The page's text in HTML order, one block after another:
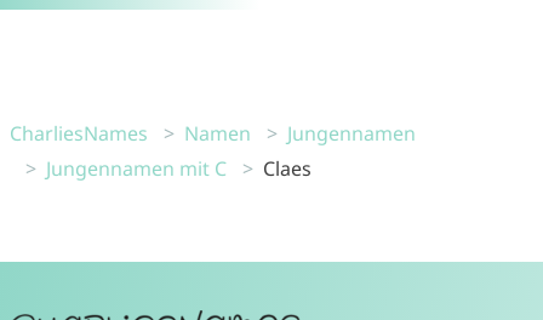
CharliesNames Namen
Jungennamen
Jungennamen mit C
Claes